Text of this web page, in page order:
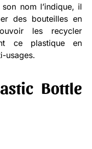
nom l’indique, il
des bouteilles en
les recycler
ce plastique en
usages.
Bottle